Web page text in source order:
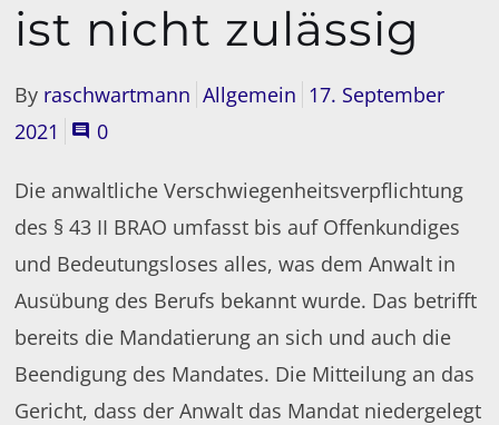
ist nicht zulässig
By raschwartmann Allgemein 17. September
2021
0
Die anwaltliche Verschwiegenheitsverpflichtung
des § 43 II BRAO umfasst bis auf Offenkundiges
und Bedeutungsloses alles, was dem Anwalt in
Ausübung des Berufs bekannt wurde. Das betrifft
bereits die Mandatierung an sich und auch die
Beendigung des Mandates. Die Mitteilung an das
Gericht, dass der Anwalt das Mandat niedergelegt